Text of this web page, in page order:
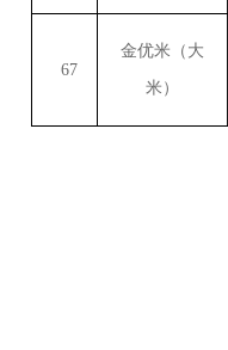
67
金优米（大
米）